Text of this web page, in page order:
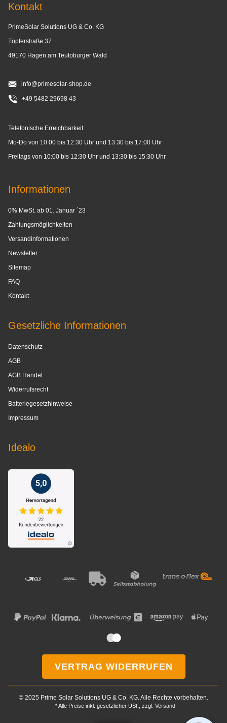
Kontakt
PrimeSolar Solutions UG & Co. KG
Töpferstraße 37
49170 Hagen am Teutoburger Wald
info@primesolar-shop.de
+49 5482 29698 43
Telefonische Erreichbarkeit:
Mo-Do von 10:00 bis 12:30 Uhr und 13:30 bis 17:00 Uhr
Freitags von 10:00 bis 12:30 Uhr und 13:30 bis 15:30 Uhr
Informationen
0% MwSt. ab 01. Januar ´23
Zahlungsmöglichkeiten
Versandinformationen
Newsletter
Sitemap
FAQ
Kontakt
Gesetzliche Informationen
Datenschutz
AGB
AGB Handel
Widerrufsrecht
Batteriegesetzhinweise
Impressum
Idealo
VERTRAG WIDERRUFEN
© 2025 Prime Solar Solutions UG & Co. KG. Alle Rechte vorbehalten.
* Alle Preise inkl. gesetzlicher USt., zzgl. Versand
helfen?